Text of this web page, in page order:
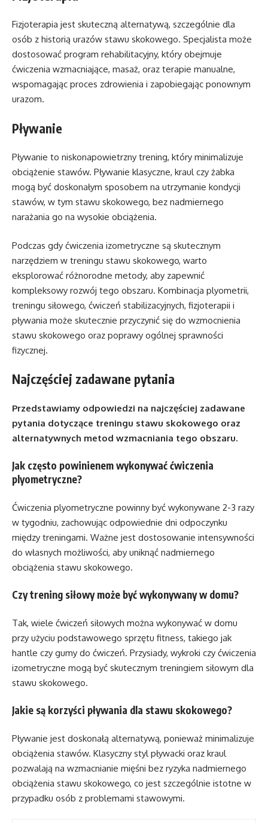
Fizjoterapia jest skuteczną alternatywą, szczególnie dla
osób z historią urazów stawu skokowego. Specjalista może
dostosować program rehabilitacyjny, który obejmuje
ćwiczenia wzmacniające, masaż, oraz terapie manualne,
wspomagając proces zdrowienia i zapobiegając ponownym
urazom.
Pływanie
Pływanie to niskonapowietrzny trening, który minimalizuje
obciążenie stawów. Pływanie klasyczne, kraul czy żabka
mogą być doskonałym sposobem na utrzymanie kondycji
stawów, w tym stawu skokowego, bez nadmiernego
narażania go na wysokie obciążenia.
Podczas gdy ćwiczenia izometryczne są skutecznym
narzędziem w treningu stawu skokowego, warto
eksplorować różnorodne metody, aby zapewnić
kompleksowy rozwój tego obszaru. Kombinacja plyometrii,
treningu siłowego, ćwiczeń stabilizacyjnych, fizjoterapii i
pływania może skutecznie przyczynić się do wzmocnienia
stawu skokowego oraz poprawy ogólnej sprawności
fizycznej.
Najczęściej zadawane pytania
Przedstawiamy odpowiedzi na najczęściej zadawane
pytania dotyczące treningu stawu skokowego oraz
alternatywnych metod wzmacniania tego obszaru.
Jak często powinienem wykonywać ćwiczenia
plyometryczne?
Ćwiczenia plyometryczne powinny być wykonywane 2-3 razy
w tygodniu, zachowując odpowiednie dni odpoczynku
między treningami. Ważne jest dostosowanie intensywności
do własnych możliwości, aby uniknąć nadmiernego
obciążenia stawu skokowego.
Czy trening siłowy może być wykonywany w domu?
Tak, wiele ćwiczeń siłowych można wykonywać w domu
przy użyciu podstawowego sprzętu fitness, takiego jak
hantle czy gumy do ćwiczeń. Przysiady, wykroki czy ćwiczenia
izometryczne mogą być skutecznym treningiem siłowym dla
stawu skokowego.
Jakie są korzyści pływania dla stawu skokowego?
Pływanie jest doskonałą alternatywą, ponieważ minimalizuje
obciążenia stawów. Klasyczny styl pływacki oraz kraul
pozwalają na wzmacnianie mięśni bez ryzyka nadmiernego
obciążenia stawu skokowego, co jest szczególnie istotne w
przypadku osób z problemami stawowymi.